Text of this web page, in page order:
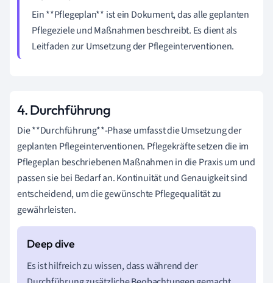
Ein **Pflegeplan** ist ein Dokument, das alle geplanten
Pflegeziele und Maßnahmen beschreibt. Es dient als
Leitfaden zur Umsetzung der Pflegeinterventionen.
4. Durchführung
Die **Durchführung**-Phase umfasst die Umsetzung der
geplanten Pflegeinterventionen. Pflegekräfte setzen die im
Pflegeplan beschriebenen Maßnahmen in die Praxis um und
passen sie bei Bedarf an. Kontinuität und Genauigkeit sind
entscheidend, um die gewünschte Pflegequalität zu
gewährleisten.
Es ist hilfreich zu wissen, dass während der